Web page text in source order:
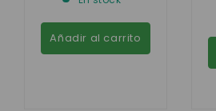
Añadir al carrito